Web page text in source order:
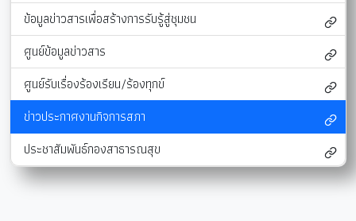
ข้อมูลข่าวสารเพื่อสร้างการรับรู้สู่ชุมชน
ศูนย์ข้อมูลข่าวสาร
ศูนย์รับเรื่องร้องเรียน/ร้องทุกข์
ข่าวประกาศงานกิจการสภา
ประชาสัมพันธ์กองสาธารณสุข